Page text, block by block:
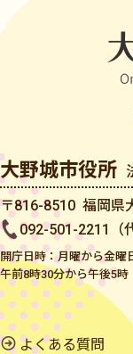
大野城市役所
〒816-8510 福岡県
092-501-2211（
開庁日時：月曜から金曜
午前8時30分から午後5時
よくある質問